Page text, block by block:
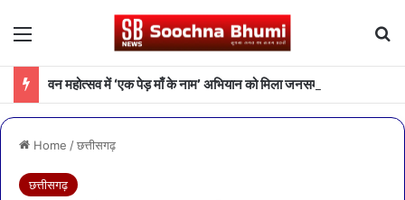
Menu
वन महोत्सव में ‘एक पेड़ माँ के नाम’ अभियान को मिला जनसमर्थन
Home /छत्तीसगढ़
छत्तीसगढ़